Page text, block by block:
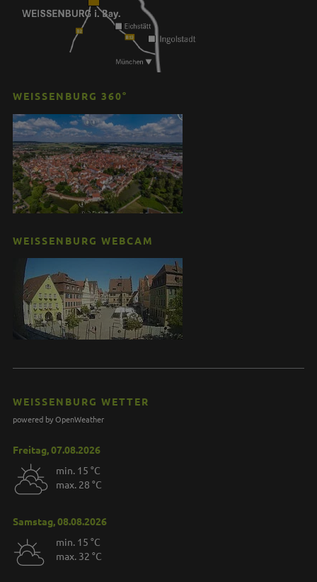
WEISSENBURG 360°
WEISSENBURG WEBCAM
WEISSENBURG WETTER
powered by OpenWeather
Freitag, 07.08.2026
min. 15 °C
max. 28 °C
Samstag, 08.08.2026
min. 15 °C
max. 32 °C